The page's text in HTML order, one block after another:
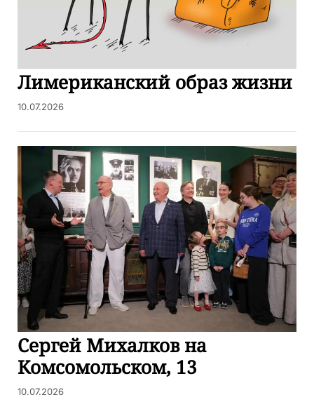
Лимериканский образ жизни
10.07.2026
Сергей Михалков на
Комсомольском, 13
10.07.2026